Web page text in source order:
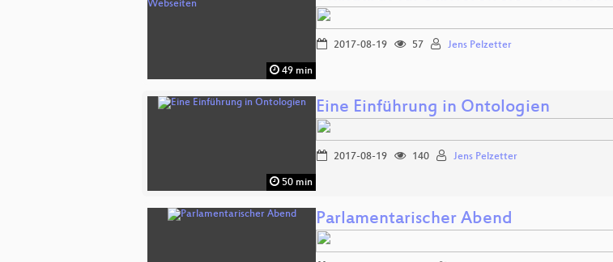
49 min
2017-08-19 57 Jens Pelzetter
50 min
Eine Einführung in Ontologien
2017-08-19 140 Jens Pelzetter
Parlamentarischer Abend